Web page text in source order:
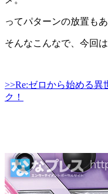
ってパターンの放置も
そんなこんなで、今回
>>Re:ゼロから始める異
ク！